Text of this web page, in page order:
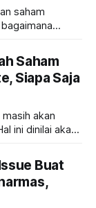
saham
Saham
Siapa Saja
akan
ini dinilai akan
Buat